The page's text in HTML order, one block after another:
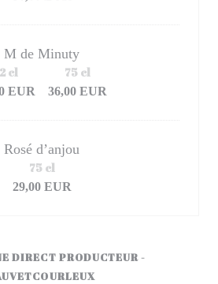
M de Minuty
EUR
cl
36,00 EUR
75 cl
Rosé d’anjou
29,00 EUR
75 cl
DIRECT PRODUCTEUR -